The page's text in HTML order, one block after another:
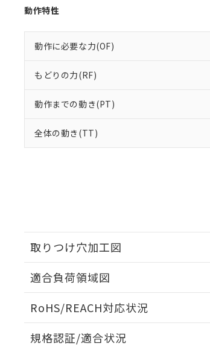
動作特性
動作に必要な力(OF)
もどりの力(RF)
動作までの動き(PT)
全体の動き(TT)
取りつけ穴加工図
適合負荷領域図
RoHS/REACH対応状況
規格認証/適合状況